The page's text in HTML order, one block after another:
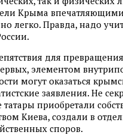
Крыма
легко. Правда, надо
для
элементом
могут оказаться
заявления. Не
приобретали
Киева, создали в
споров.